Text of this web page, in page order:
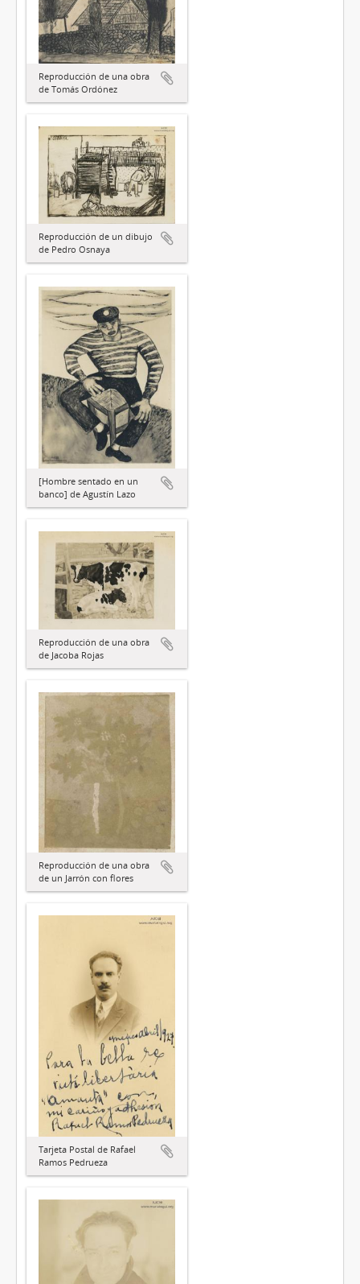
Reproducción de una obra
de Tomás Ordónez
Reproducción de un dibujo
de Pedro Osnaya
[Hombre sentado en un
banco] de Agustín Lazo
Reproducción de una obra
de Jacoba Rojas
Reproducción de una obra
de un Jarrón con flores
Tarjeta Postal de Rafael
Ramos Pedrueza